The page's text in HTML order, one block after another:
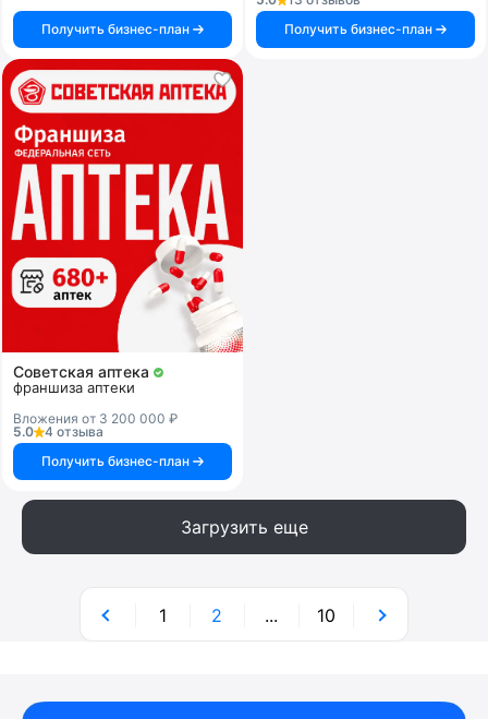
Получить бизнес-план
Получить бизнес-план
Советская аптека
франшиза аптеки
Вложения от 3 200 000 ₽
5.0
4 отзыва
Получить бизнес-план
Загрузить еще
1 2 ... 10